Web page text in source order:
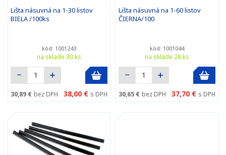
Lišta násuvná na 1-30 listov
BIELA /100ks
kód: 1001243
na sklade 30 ks
30,89 € bez DPH 38,00 € s DPH
Lišta násuvná na 1-60 listov
ČIERNA/100
kód: 1001044
na sklade 28 ks
30,65 € bez DPH 37,70 € s DPH